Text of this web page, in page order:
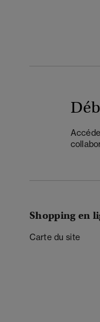
Shopping en
Carte du site